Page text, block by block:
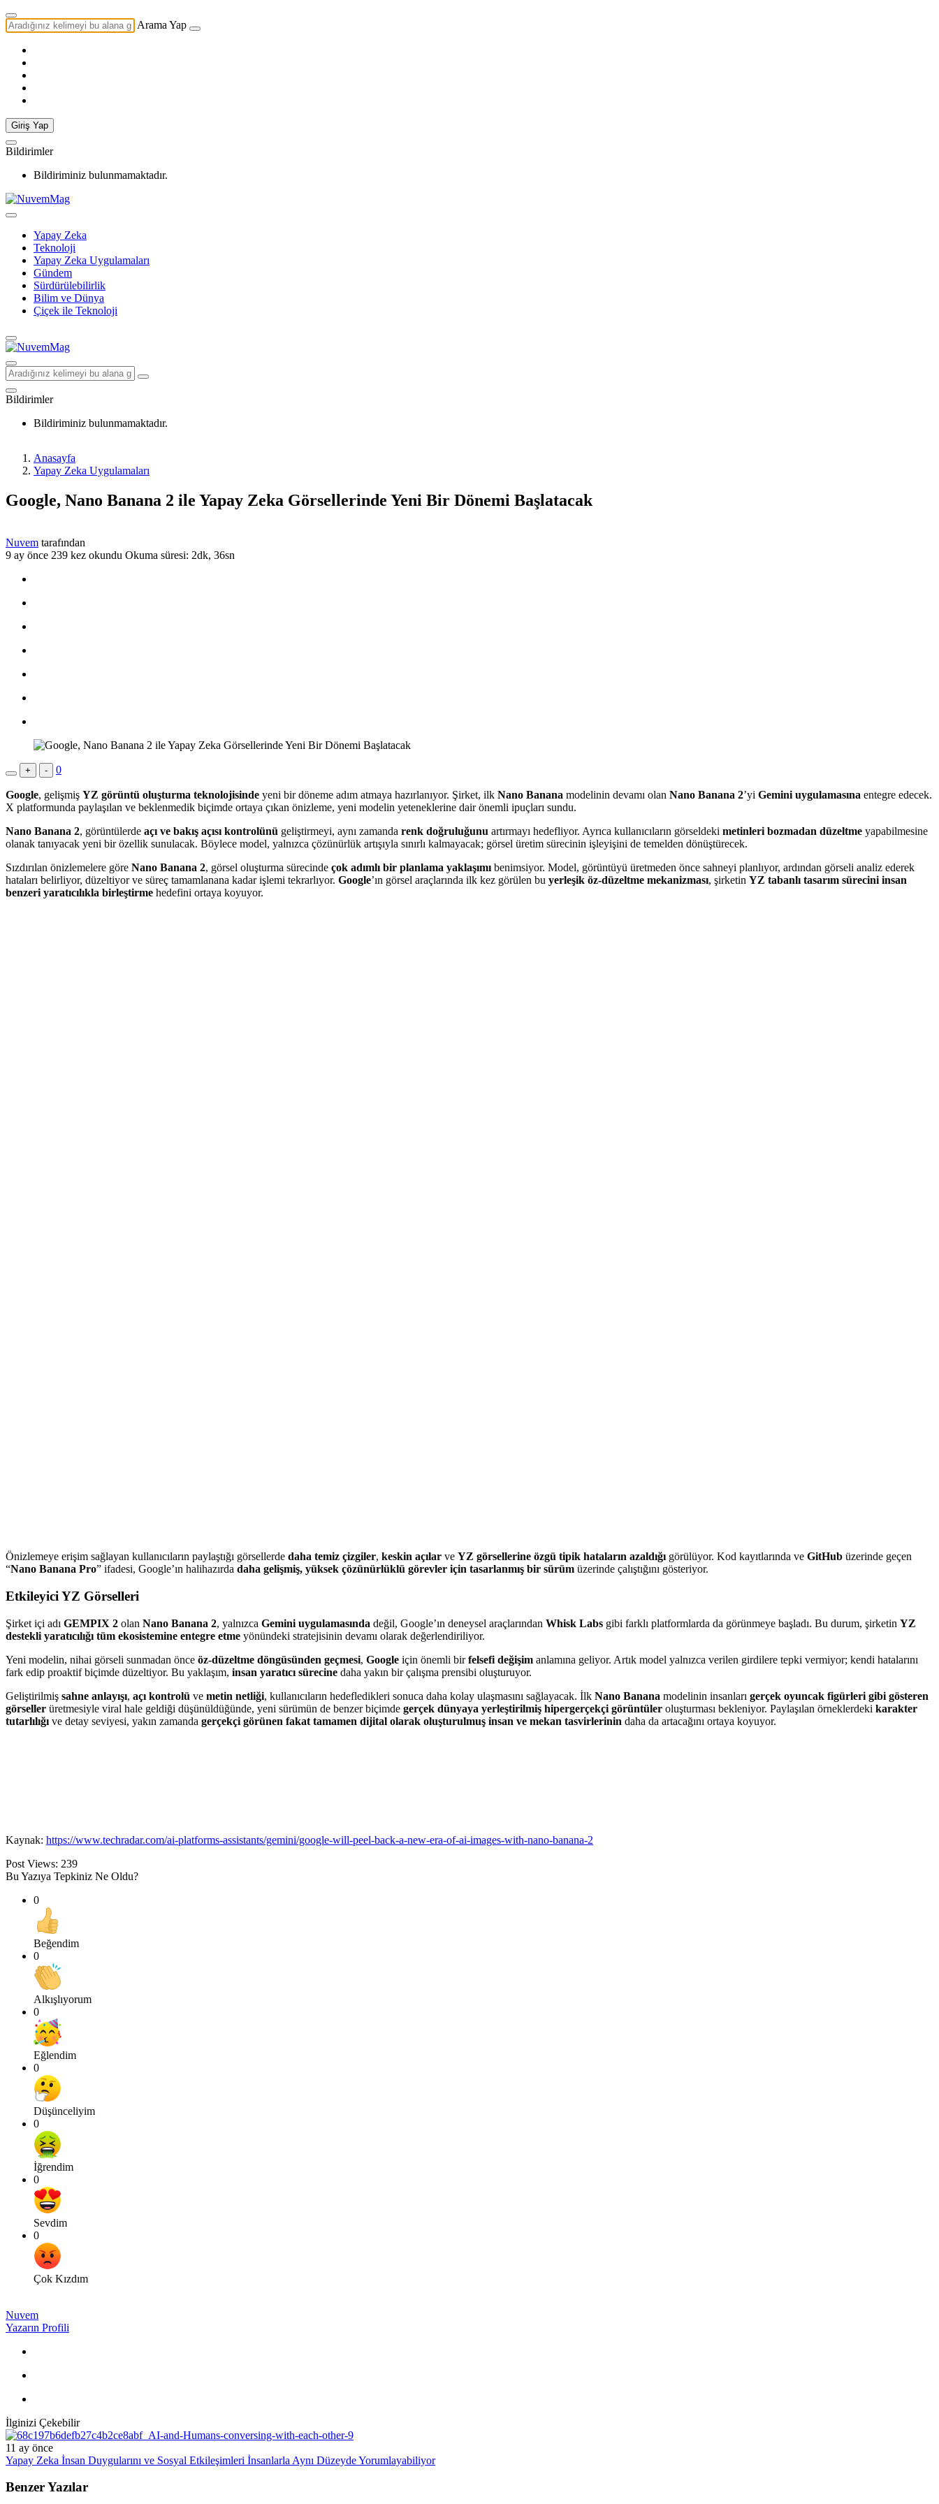
Arama Yap
Giriş Yap
Bildirimler
Bildiriminiz bulunmamaktadır.
Yapay Zeka
Teknoloji
Yapay Zeka Uygulamaları
Gündem
Sürdürülebilirlik
Bilim ve Dünya
Çiçek ile Teknoloji
Bildirimler
Bildiriminiz bulunmamaktadır.
Anasayfa
Yapay Zeka Uygulamaları
Google, Nano Banana 2 ile Yapay Zeka Görsellerinde Yeni Bir Dönemi Başlatacak
Nuvem tarafından
9 ay önce 239 kez okundu Okuma süresi: 2dk, 36sn
+ - 0
Google, gelişmiş YZ görüntü oluşturma teknolojisinde yeni bir döneme adım atmaya hazırlanıyor. Şirket, ilk Nano Banana modelinin devamı olan Nano Banana 2’yi Gemini uygulamasına entegre edecek.
X platformunda paylaşılan ve beklenmedik biçimde ortaya çıkan önizleme, yeni modelin yeteneklerine dair önemli ipuçları sundu.
Nano Banana 2, görüntülerde açı ve bakış açısı kontrolünü geliştirmeyi, aynı zamanda renk doğruluğunu artırmayı hedefliyor. Ayrıca kullanıcıların görseldeki metinleri bozmadan düzeltme yapabilmesine
olanak tanıyacak yeni bir özellik sunulacak. Böylece model, yalnızca çözünürlük artışıyla sınırlı kalmayacak; görsel üretim sürecinin işleyişini de temelden dönüştürecek.
Sızdırılan önizlemelere göre Nano Banana 2, görsel oluşturma sürecinde çok adımlı bir planlama yaklaşımı benimsiyor. Model, görüntüyü üretmeden önce sahneyi planlıyor, ardından görseli analiz ederek
hataları belirliyor, düzeltiyor ve süreç tamamlanana kadar işlemi tekrarlıyor. Google’ın görsel araçlarında ilk kez görülen bu yerleşik öz-düzeltme mekanizması, şirketin YZ tabanlı tasarım sürecini insan
benzeri yaratıcılıkla birleştirme hedefini ortaya koyuyor.
Önizlemeye erişim sağlayan kullanıcıların paylaştığı görsellerde daha temiz çizgiler, keskin açılar ve YZ görsellerine özgü tipik hataların azaldığı görülüyor. Kod kayıtlarında ve GitHub üzerinde geçen
“Nano Banana Pro” ifadesi, Google’ın halihazırda daha gelişmiş, yüksek çözünürlüklü görevler için tasarlanmış bir sürüm üzerinde çalıştığını gösteriyor.
Etkileyici YZ Görselleri
Şirket içi adı GEMPIX 2 olan Nano Banana 2, yalnızca Gemini uygulamasında değil, Google’ın deneysel araçlarından Whisk Labs gibi farklı platformlarda da görünmeye başladı. Bu durum, şirketin YZ
destekli yaratıcılığı tüm ekosistemine entegre etme yönündeki stratejisinin devamı olarak değerlendiriliyor.
Yeni modelin, nihai görseli sunmadan önce öz-düzeltme döngüsünden geçmesi, Google için önemli birfelsefi değişim anlamına geliyor. Artık model yalnızca verilen girdilere tepki vermiyor; kendi hatalarını
fark edip proaktif biçimde düzeltiyor. Bu yaklaşım, insan yaratıcı sürecine daha yakın bir çalışma prensibi oluşturuyor.
Geliştirilmiş sahne anlayışı, açı kontrolü ve metin netliği, kullanıcıların hedefledikleri sonuca daha kolay ulaşmasını sağlayacak. İlk Nano Banana modelinin insanları gerçek oyuncak figürleri gibi gösteren
görseller üretmesiyle viral hale geldiği düşünüldüğünde, yeni sürümün de benzer biçimde gerçek dünyaya yerleştirilmiş hipergerçekçi görüntüler oluşturması bekleniyor. Paylaşılan örneklerdeki karakter
tutarlılığı ve detay seviyesi, yakın zamanda gerçekçi görünen fakat tamamen dijital olarak oluşturulmuş insan ve mekan tasvirlerinin daha da artacağını ortaya koyuyor.
Kaynak: https://www.techradar.com/ai-platforms-assistants/gemini/google-will-peel-back-a-new-era-of-ai-images-with-nano-banana-2
Post Views: 239
Bu Yazıya Tepkiniz Ne Oldu?
0
Beğendim
0
Alkışlıyorum
0
Eğlendim
0
Düşünceliyim
0
İğrendim
0
Sevdim
0
Çok Kızdım
Nuvem
Yazarın Profili
İlginizi Çekebilir
11 ay önce
Yapay Zeka İnsan Duygularını ve Sosyal Etkileşimleri İnsanlarla Aynı Düzeyde Yorumlayabiliyor
Benzer Yazılar